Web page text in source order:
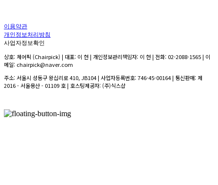
이용약관
개인정보처리방침
사업자정보확인
상호: 체어픽 (Chairpick) | 대표: 이 현 | 개인정보관리책임자: 이 현 | 전화: 02-2088-1565 | 이
메일: chairpick@naver.com
주소: 서울시 성동구 왕십리로 410, JB104 | 사업자등록번호:746-45-00164| 통신판매:제
2016 - 서울용산 - 01109 호| 호스팅제공자: (주)식스샵